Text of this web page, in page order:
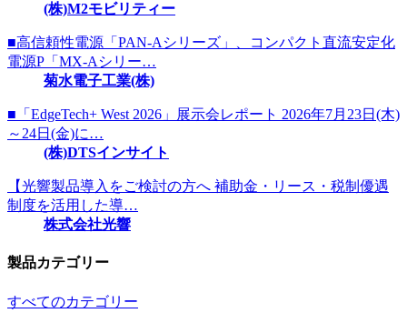
(株)M2モビリティー
■高信頼性電源「PAN-Aシリーズ」、コンパクト直流安定化
電源P「MX-Aシリー…
菊水電子工業(株)
■「EdgeTech+ West 2026」展示会レポート 2026年7月23日(木)
～24日(金)に…
(株)DTSインサイト
【光響製品導入をご検討の方へ 補助金・リース・税制優遇
制度を活用した導…
株式会社光響
製品カテゴリー
すべてのカテゴリー